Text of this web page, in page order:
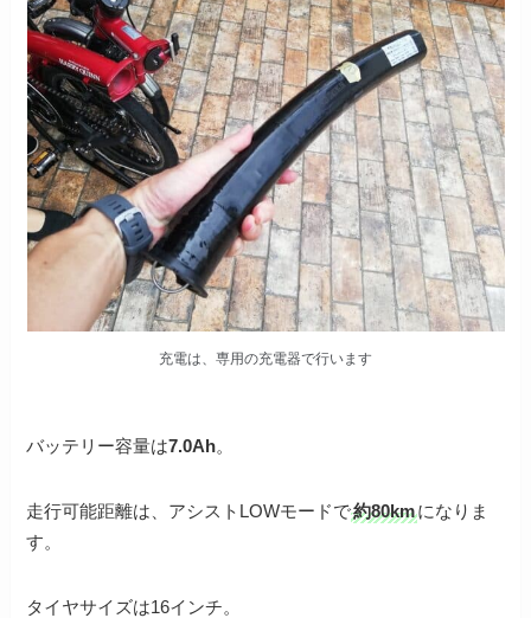
充電は、専用の充電器で行います
バッテリー容量は7.0Ah。
走行可能距離は、アシストLOWモードで約80kmになりま
す。
タイヤサイズは16インチ。